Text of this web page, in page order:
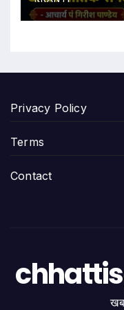
Privacy Policy
Terms
Contact